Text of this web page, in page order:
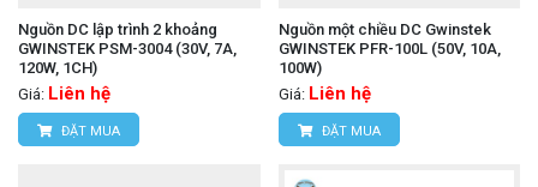
Nguồn DC lập trình 2 khoảng
GWINSTEK PSM-3004 (30V, 7A,
120W, 1CH)
Giá: Liên hệ
ĐẶT MUA
Nguồn một chiều DC Gwinstek
GWINSTEK PFR-100L (50V, 10A,
100W)
Giá: Liên hệ
ĐẶT MUA